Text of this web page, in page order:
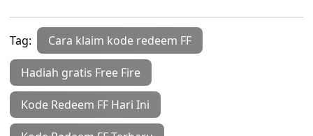
Tag: Cara klaim kode redeem FF
Hadiah gratis Free Fire
Kode Redeem FF Hari Ini